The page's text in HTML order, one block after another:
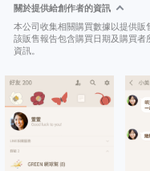
關於提供給創作者的資訊
本公司收集相關購買數據以提供販
該販售報告包含購買日期及購買
資訊。